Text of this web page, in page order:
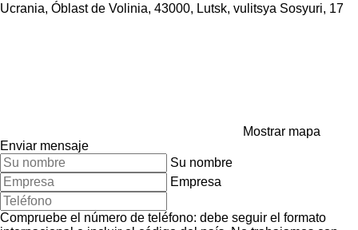
Ucrania, Óblast de Volinia, 43000, Lutsk, vulitsya Sosyuri, 17
Mostrar mapa
Enviar mensaje
Su nombre
Empresa
Compruebe el número de teléfono: debe seguir el formato